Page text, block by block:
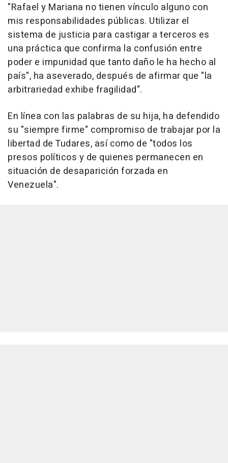
"Rafael y Mariana no tienen vínculo alguno con
mis responsabilidades públicas. Utilizar el
sistema de justicia para castigar a terceros es
una práctica que confirma la confusión entre
poder e impunidad que tanto daño le ha hecho al
país", ha aseverado, después de afirmar que "la
arbitrariedad exhibe fragilidad".
En línea con las palabras de su hija, ha defendido
su "siempre firme" compromiso de trabajar por la
libertad de Tudares, así como de "todos los
presos políticos y de quienes permanecen en
situación de desaparición forzada en
Venezuela".